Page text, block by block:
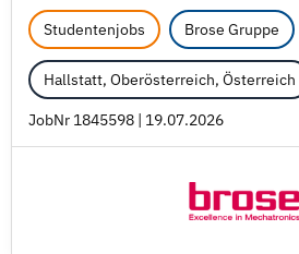
Studentenjobs Brose Gruppe
Hallstatt, Oberösterreich, Österreich
JobNr 1845598 | 19.07.2026